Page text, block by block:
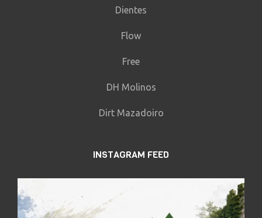
metémonos nun perarlte de esquerdas
pequeno salto que comparte sector. Duas
cruzamos unha pista que o sair hai un
pequeno cortado de medio metro e
alternativa). O recepcionar encaramos
outro salto a moita velocidade e empeza o
terreo a coller máis desnivel con peraltes
seguidos. O saír duas mesetas grandes e
Dientes
Flow
Free
DH Molinos
Dirt Mazadoiro
INSTAGRAM FEED